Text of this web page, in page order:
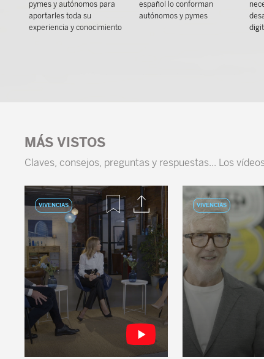
pymes y autónomos para
aportarles toda su
experiencia y conocimiento
español lo conforman
autónomos y pymes
MÁS VISTOS
Claves, consejos, preguntas y respuestas... Los
VIVENCIAS VIVENCIAS